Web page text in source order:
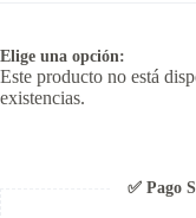
Elige una opción:
Este producto no está
existencias.
✅ Pago